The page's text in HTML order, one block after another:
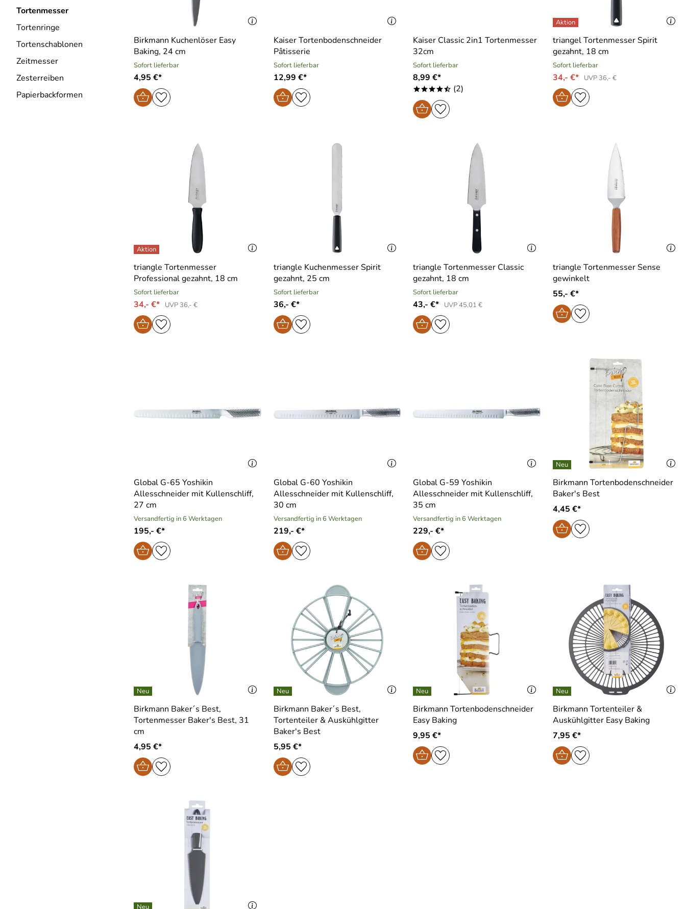
Tortenmesser
Tortenringe
Tortenschablonen
Zeitmesser
Zesterreiben
Papierbackformen
Birkmann Kuchenlöser Easy
Baking, 24 cm
Sofort lieferbar
4,95 €*
Kaiser Tortenbodenschneider
Pâtisserie
Sofort lieferbar
12,99 €*
Kaiser Classic 2in1 Tortenmesser
32cm
Sofort lieferbar
8,99 €*
****/ (2)
triangel Tortenmesser Spirit
gezahnt, 18 cm
Sofort lieferbar
34,- €* UVP 36,- €
triangle Tortenmesser
Professional gezahnt, 18 cm
Sofort lieferbar
34,- €* UVP 36,- €
triangle Kuchenmesser Spirit
gezahnt, 25 cm
Sofort lieferbar
36,- €*
triangle Tortenmesser Classic
gezahnt, 18 cm
Sofort lieferbar
43,- €* UVP 45,01 €
triangle Tortenmesser Sense
gewinkelt
55,- €*
Global G-65 Yoshikin
Allesschneider mit Kullenschliff,
27 cm
Versandfertig in 6 Werktagen
195,- €*
Global G-60 Yoshikin
Allesschneider mit Kullenschliff,
30 cm
Versandfertig in 6 Werktagen
219,- €*
Global G-59 Yoshikin
Allesschneider mit Kullenschliff,
35 cm
Versandfertig in 6 Werktagen
229,- €*
Birkmann Tortenbodenschneider
Baker′s Best
4,45 €*
Birkmann Baker´s Best,
Tortenmesser Baker′s Best, 31
cm
4,95 €*
Birkmann Baker´s Best,
Tortenteiler & Auskühlgitter
Baker′s Best
5,95 €*
Birkmann Tortenbodenschneider
Easy Baking
9,95 €*
Birkmann Tortenteiler &
Auskühlgitter Easy Baking
7,95 €*